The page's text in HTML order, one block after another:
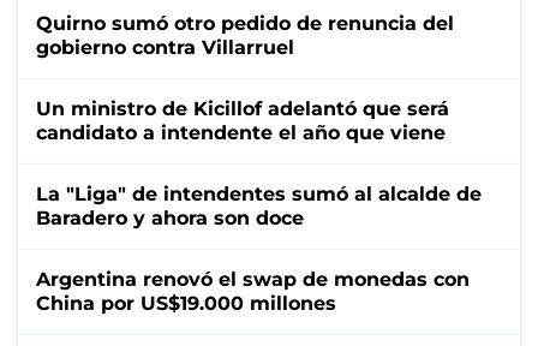
Quirno sumó otro pedido de renuncia del
gobierno contra Villarruel
Un ministro de Kicillof adelantó que será
candidato a intendente el año que viene
La "Liga" de intendentes sumó al alcalde de
Baradero y ahora son doce
Argentina renovó el swap de monedas con
China por US$19.000 millones